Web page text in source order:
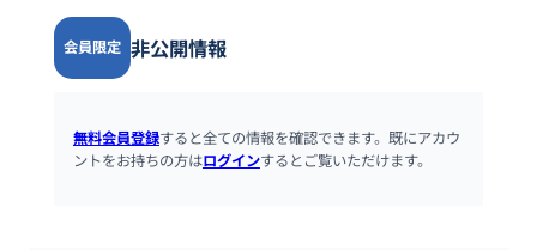
会員限定 非公開情報
無料会員登録すると全ての情報を確認できます。既にアカウ
ントをお持ちの方はログインするとご覧いただけます。